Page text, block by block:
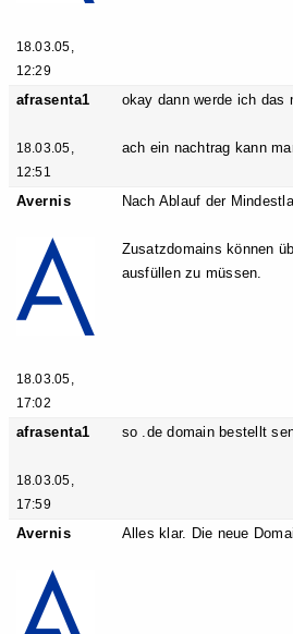
18.03.05,
12:29
afrasenta1
18.03.05,
12:51
okay dann werde ich das
ach ein nachtrag kann
Avernis
18.03.05,
17:02
Nach Ablauf der
Zusatzdomains können
ausfüllen zu müssen.
afrasenta1
18.03.05,
17:59
so .de domain bestellt
Avernis Alles klar. Die neue